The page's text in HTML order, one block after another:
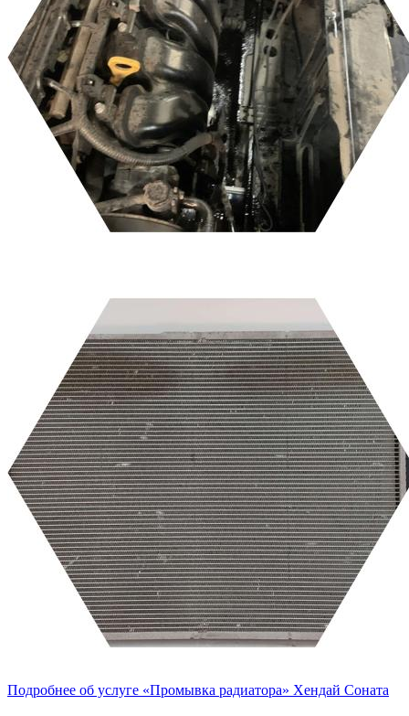
Подробнее об услуге «Промывка радиатора» Хендай Соната